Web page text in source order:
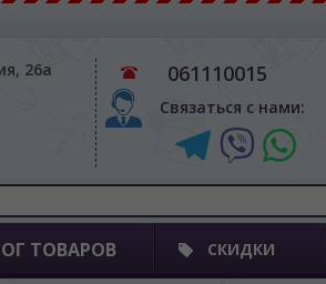
26а 061110015
Связаться с нами:
ТОВАРОВ СКИДКИ